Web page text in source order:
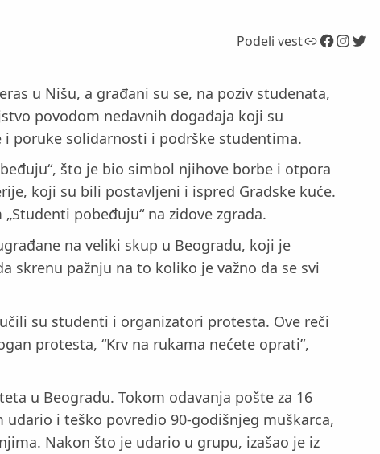
Podeli vestLink Facebook InstagramTwitter
u Nišu, a građani su se, na poziv studenata,
povodom nedavnih događaja koji su
poruke solidarnosti i podrške studentima.
što je bio simbol njihove borbe i otpora
koji su bili postavljeni i ispred Gradske kuće.
pobeđuju“ na zidove zgrada.
na veliki skup u Beogradu, koji je
skrenu pažnju na to koliko je važno da se svi
su studenti i organizatori protesta. Ove reči
protesta, “Krv na rukama nećete oprati”,
u Beogradu. Tokom odavanja pošte za 16
i teško povredio 90-godišnjeg muškarca,
Nakon što je udario u grupu, izašao je iz